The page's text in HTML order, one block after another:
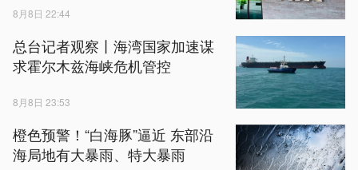
8月8日 22:44
总台记者观察丨海湾国家加速谋
求霍尔木兹海峡危机管控
8月8日 23:53
橙色预警！“白海豚”逼近 东部沿
海局地有大暴雨、特大暴雨